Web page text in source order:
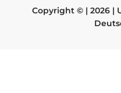
Copyright © | 2026 |